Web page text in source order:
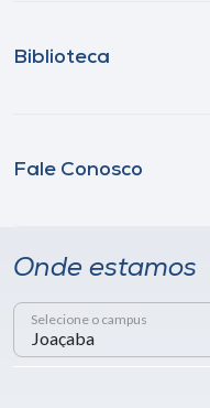
Biblioteca
Fale Conosco
Onde estamos
Selecione o campus